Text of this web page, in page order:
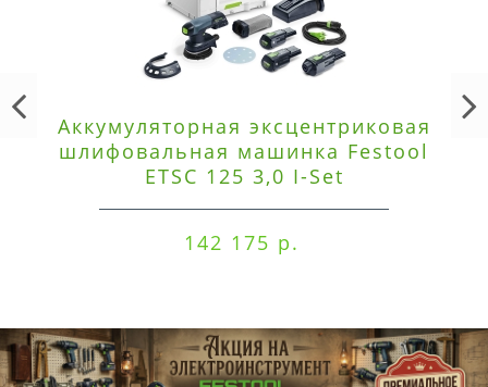
Аккумуляторная эксцентриковая
шлифовальная машинка Festool
ETSC 125 3,0 I-Set
142 175 р.